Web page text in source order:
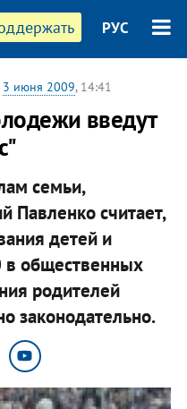
РУС
3 июня 2009, 14:41
введут
семьи,
Павленко считает,
детей и
в общественных
родителей
законодательно.